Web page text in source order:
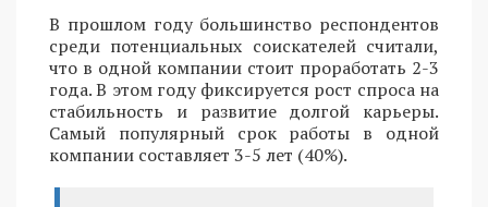
В прошлом году большинство респондентов
среди потенциальных соискателей считали,
что в одной компании стоит проработать 2-3
года. В этом году фиксируется рост спроса на
стабильность и развитие долгой карьеры.
Самый популярный срок работы в одной
компании составляет 3-5 лет (40%).